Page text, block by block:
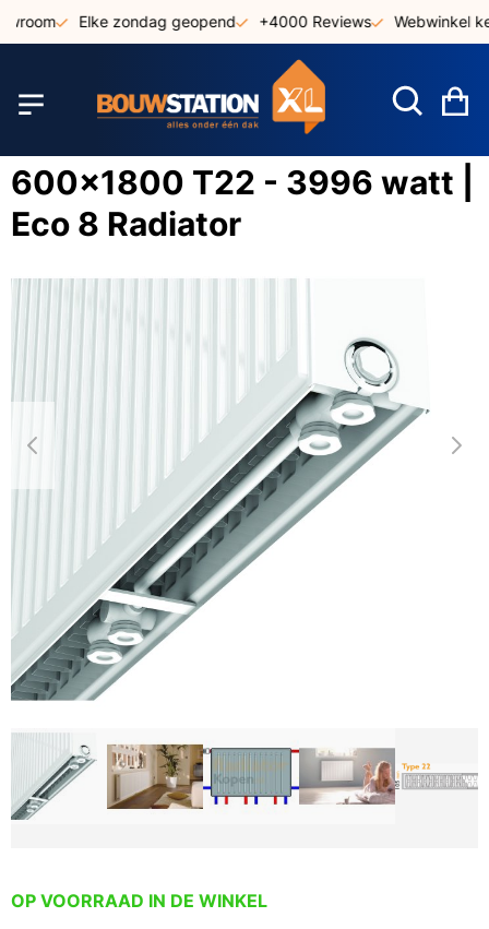
naar
Elke zondag geopend +4000 Reviews Webwinkel
600x1800 T22 - 3996 watt |
Eco 8 Radiator
OP VOORRAAD IN DE WINKEL